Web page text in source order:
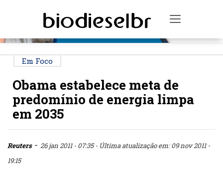
Toggle
Em Foco
Obama estabelece meta de
predomínio de energia limpa
em 2035
Reuters- 26 jan 2011 - 07:35- Última atualização em: 09 nov 2011 -
19:15